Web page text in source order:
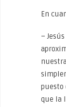
En
–
puesto
que la